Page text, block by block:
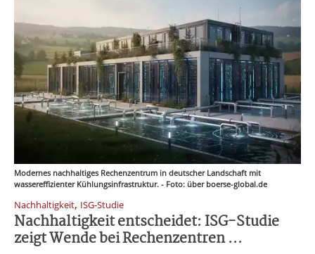
Modernes nachhaltiges Rechenzentrum in deutscher Landschaft mit
wassereffizienter Kühlungsinfrastruktur. - Foto: über boerse-global.de
Nachhaltigkeit, ISG-Studie
Nachhaltigkeit entscheidet: ISG-Studie
zeigt Wende bei Rechenzentren ...